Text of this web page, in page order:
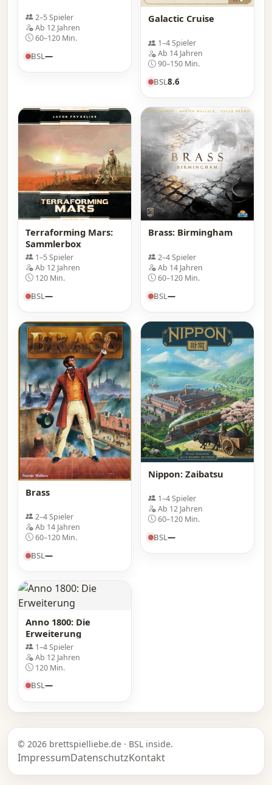
2–5 Spieler
Ab 12 Jahren
60–120 Min.
BSL—
Galactic Cruise
1–4 Spieler
Ab 14 Jahren
90–150 Min.
BSL8.6
Terraforming Mars:
Sammlerbox
1–5 Spieler
Ab 12 Jahren
120 Min.
BSL—
Brass: Birmingham
2–4 Spieler
Ab 14 Jahren
60–120 Min.
BSL—
Brass
2–4 Spieler
Ab 14 Jahren
60–120 Min.
BSL—
Nippon: Zaibatsu
1–4 Spieler
Ab 12 Jahren
60–120 Min.
BSL—
Anno 1800: Die
Erweiterung
1–4 Spieler
Ab 12 Jahren
120 Min.
BSL—
© 2026 brettspielliebe.de · BSL inside.
ImpressumDatenschutzKontakt